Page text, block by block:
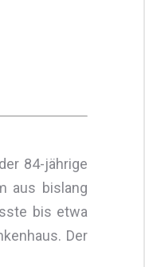
84-jährige
aus bislang
bis etwa
Der